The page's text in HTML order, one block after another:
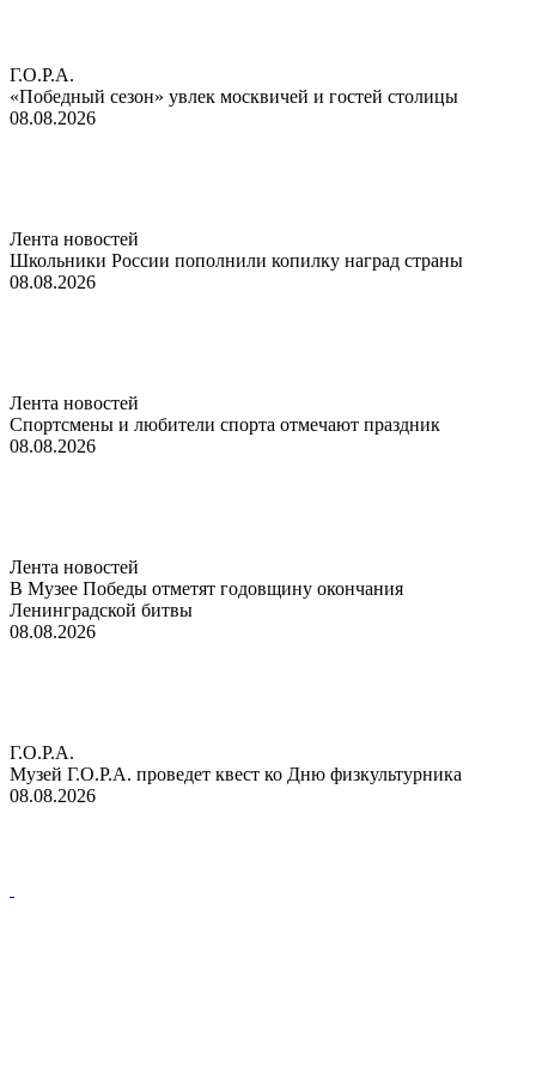
Г.О.Р.А.
«Победный сезон» увлек москвичей и гостей столицы
08.08.2026
Лента новостей
Школьники России пополнили копилку наград страны
08.08.2026
Лента новостей
Спортсмены и любители спорта отмечают праздник
08.08.2026
Лента новостей
В Музее Победы отметят годовщину окончания
Ленинградской битвы
08.08.2026
Г.О.Р.А.
Музей Г.О.Р.А. проведет квест ко Дню физкультурника
08.08.2026